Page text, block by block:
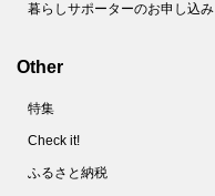
暮らしサポーターのお申し込み
Other
特集
Check it!
ふるさと納税